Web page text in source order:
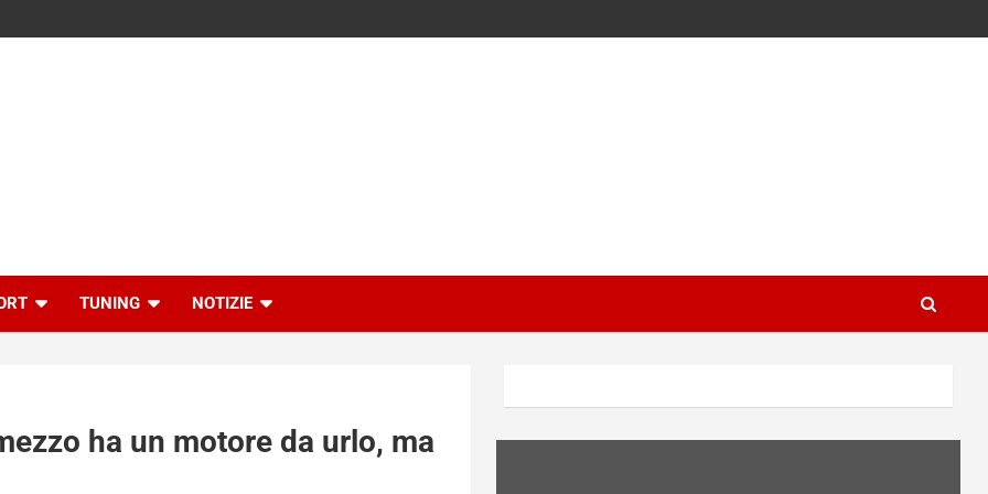
TUNING NOTIZIE
ha un motore da urlo, ma